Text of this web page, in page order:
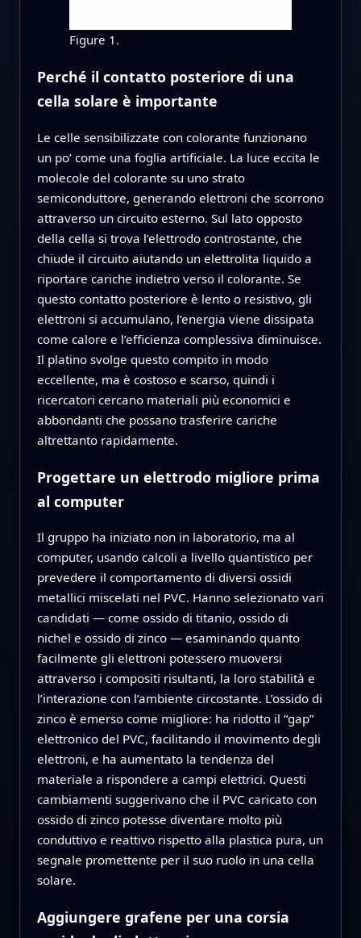
Figure 1.
Perché il contatto posteriore di una
cella solare è importante
Le celle sensibilizzate con colorante funzionano
un po’ come una foglia artificiale. La luce eccita le
molecole del colorante su uno strato
semiconduttore, generando elettroni che scorrono
attraverso un circuito esterno. Sul lato opposto
della cella si trova l’elettrodo controstante, che
chiude il circuito aiutando un elettrolita liquido a
riportare cariche indietro verso il colorante. Se
questo contatto posteriore è lento o resistivo, gli
elettroni si accumulano, l’energia viene dissipata
come calore e l’efficienza complessiva diminuisce.
Il platino svolge questo compito in modo
eccellente, ma è costoso e scarso, quindi i
ricercatori cercano materiali più economici e
abbondanti che possano trasferire cariche
altrettanto rapidamente.
Progettare un elettrodo migliore prima
al computer
Il gruppo ha iniziato non in laboratorio, ma al
computer, usando calcoli a livello quantistico per
prevedere il comportamento di diversi ossidi
metallici miscelati nel PVC. Hanno selezionato vari
candidati — come ossido di titanio, ossido di
nichel e ossido di zinco — esaminando quanto
facilmente gli elettroni potessero muoversi
attraverso i compositi risultanti, la loro stabilità e
l’interazione con l’ambiente circostante. L’ossido di
zinco è emerso come migliore: ha ridotto il “gap”
elettronico del PVC, facilitando il movimento degli
elettroni, e ha aumentato la tendenza del
materiale a rispondere a campi elettrici. Questi
cambiamenti suggerivano che il PVC caricato con
ossido di zinco potesse diventare molto più
conduttivo e reattivo rispetto alla plastica pura, un
segnale promettente per il suo ruolo in una cella
solare.
Aggiungere grafene per una corsia